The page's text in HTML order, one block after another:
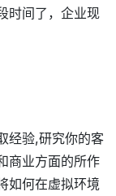
时间了，企业现
经验,研究你的客
商业方面的所作
如何在虚拟环境